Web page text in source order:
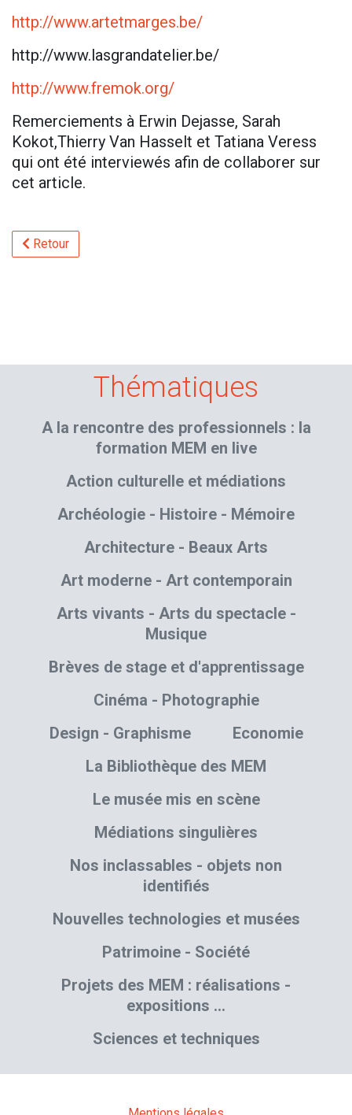
http://www.artetmarges.be/
http://www.lasgrandatelier.be/
http://www.fremok.org/
Remerciements à Erwin Dejasse, Sarah
Kokot,Thierry Van Hasselt et Tatiana Veress
qui ont été interviewés afin de collaborer sur
cet article.
Retour
Thématiques
A la rencontre des professionnels : la
formation MEM en live
Action culturelle et médiations
Archéologie - Histoire - Mémoire
Architecture - Beaux Arts
Art moderne - Art contemporain
Arts vivants - Arts du spectacle -
Musique
Brèves de stage et d'apprentissage
Cinéma - Photographie
Design - Graphisme
Economie
La Bibliothèque des MEM
Le musée mis en scène
Médiations singulières
Nos inclassables - objets non
identifiés
Nouvelles technologies et musées
Patrimoine - Société
Projets des MEM : réalisations -
expositions …
Sciences et techniques